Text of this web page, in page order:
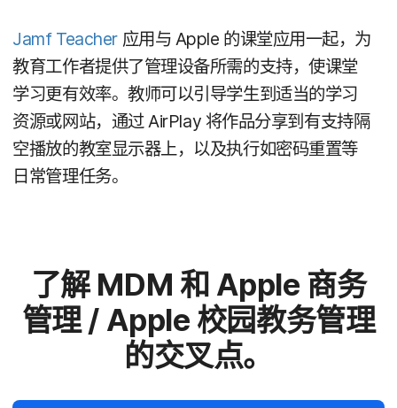
Jamf Teacher 应用​与 Apple 的​课堂​应用​一起，​为​
教育​工作者​提供​了​管理​设备​所​需​的​支持，​使​课堂​
学习​更​有​效率。​教师​可以​引导学生​到​适当​的​学习​
资源​或​网站，​通过AirPlay 将​作品​分享到​有​支持​隔​
空​播放​的​教室​显示器​上，​以及​执行​如密码​重置​等​
日常​管理​任务。
了解MDM 和 Apple 商务​
管理/ Apple 校园​教务​管理
的​交叉点。